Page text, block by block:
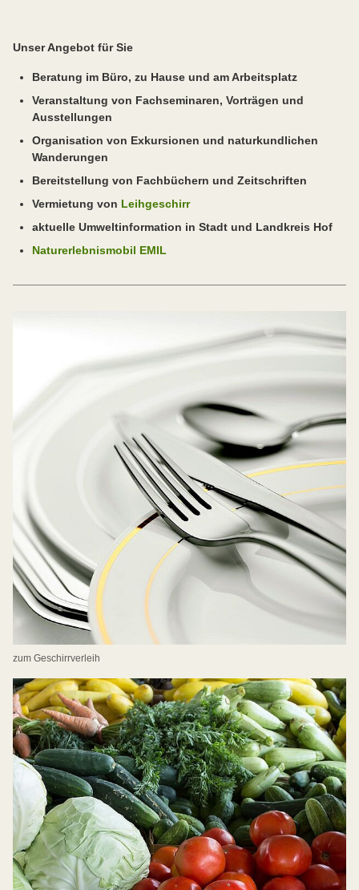
Unser Angebot für Sie
Beratung im Büro, zu Hause und am Arbeitsplatz
Veranstaltung von Fachseminaren, Vorträgen und
Ausstellungen
Organisation von Exkursionen und naturkundlichen
Wanderungen
Bereitstellung von Fachbüchern und Zeitschriften
Vermietung von Leihgeschirr
aktuelle Umweltinformation in Stadt und Landkreis Hof
Naturerlebnismobil EMIL
zum Geschirrverleih